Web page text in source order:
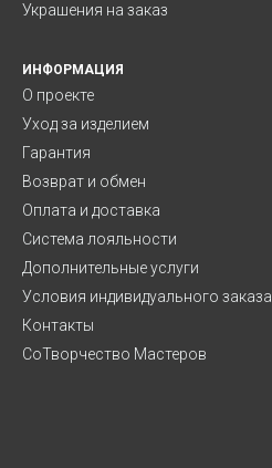
Украшения на заказ
ИНФОРМАЦИЯ
О проекте
Уход за изделием
Гарантия
Возврат и обмен
Оплата и доставка
Система лояльности
Дополнительные услуги
Условия индивидуального заказа
Контакты
СоТворчество Мастеров